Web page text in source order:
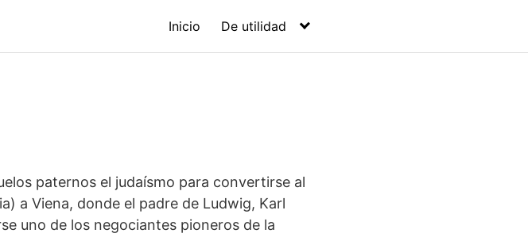
Inicio De utilidad
paternos el judaísmo para convertirse al
a Viena, donde el padre de Ludwig, Karl
uno de los negociantes pioneros de la